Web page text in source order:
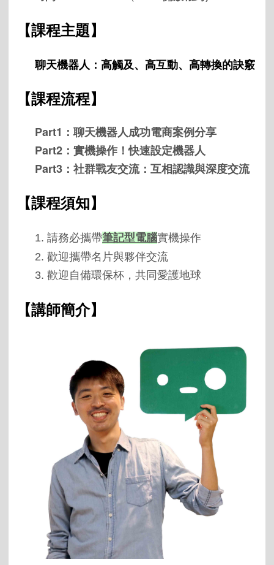
【課程主題】
聊天機器人：高觸及、高互動、高轉換的訣竅
【課程流程】
Part1：聊天機器人成功電商案例分享
Part2：實機操作！快速設定機器人
Part3：社群戰友交流：互相認識與深度交流
【課程須知】
1. 請務必攜帶筆記型電腦實機操作
2. 歡迎攜帶名片與夥伴交流
3. 歡迎自備環保杯，共同愛護地球
【講師簡介】